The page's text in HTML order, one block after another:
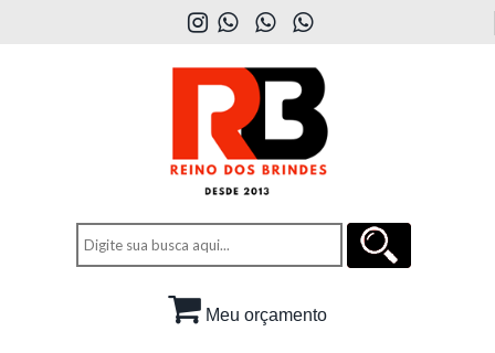
Meu orçamento